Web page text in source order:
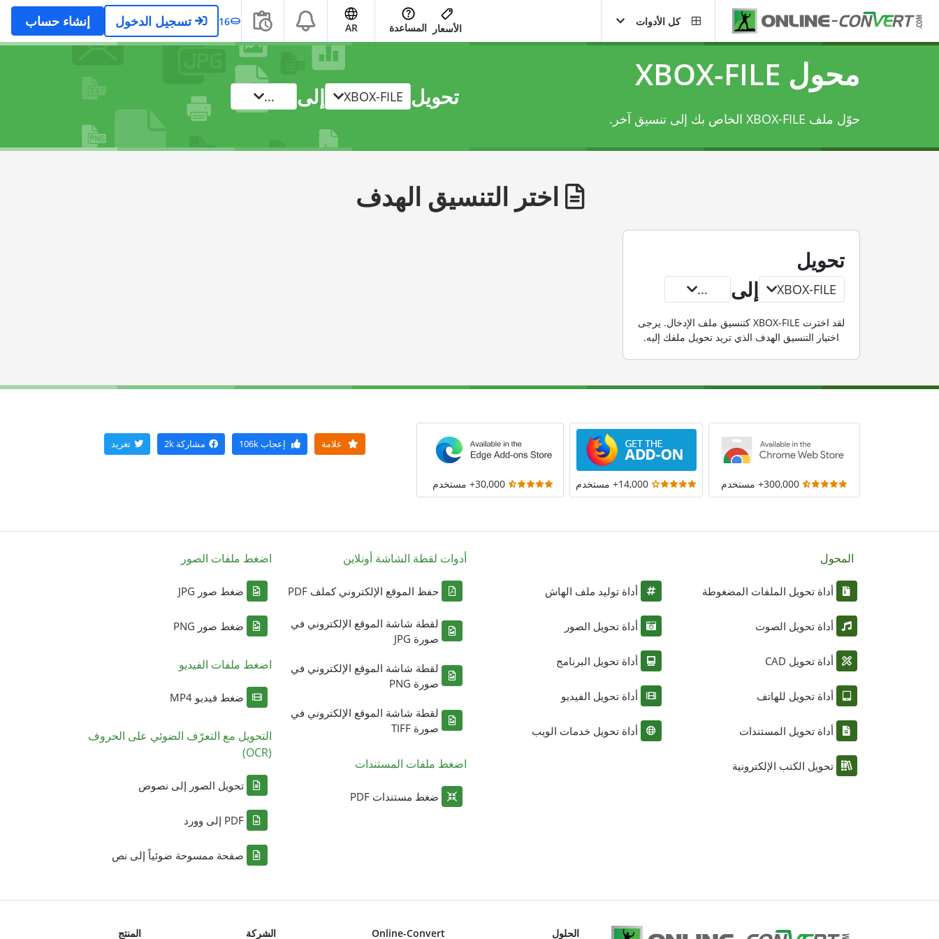
كل الأدوات
الأسعار المساعدة AR
16 تسجيل الدخول إنشاء حساب
محول XBOX-FILE
حوّل ملف XBOX-FILE الخاص بك إلى تنسيق آخر.
تحويل XBOX-FILE إلى ...
اختر التنسيق الهدف
تحويل
XBOX-FILE إلى ...
لقد اخترت XBOX-FILE كتنسيق ملف الإدخال. يرجى
اختيار التنسيق الهدف الذي تريد تحويل ملفك إليه.
300,000+ مستخدم 14,000+ مستخدم 30,000+ مستخدم
علامة إعجاب106k مشاركة 2k تغريد
المحول
أداة تحويل الملفات المضغوطة
أداة تحويل الصوت
أداة تحويل CAD
أداة تحويل للهاتف
أداة تحويل المستندات
تحويل الكتب الإلكترونية
أداة توليد ملف الهاش
أداة تحويل الصور
أداة تحويل البرنامج
أداة تحويل الفيديو
أداة تحويل خدمات الويب
أدوات لقطة الشاشة أونلاين
حفظ الموقع الإلكتروني كملف PDF
لقطة شاشة الموقع الإلكتروني في
صورة JPG
لقطة شاشة الموقع الإلكتروني في
صورة PNG
لقطة شاشة الموقع الإلكتروني في
صورة TIFF
اضغط ملفات المستندات
ضغط مستندات PDF
اضغط ملفات الصور
ضغط صور JPG
ضغط صور PNG
اضغط ملفات الفيديو
ضغط فيديو MP4
التحويل مع التعرّف الضوئي على الحروف
(OCR)
تحويل الصور إلى نصوص
PDF إلى وورد
صفحة ممسوحة ضوئياً إلى نص
الحلول Online-Convert الشركة المنتج